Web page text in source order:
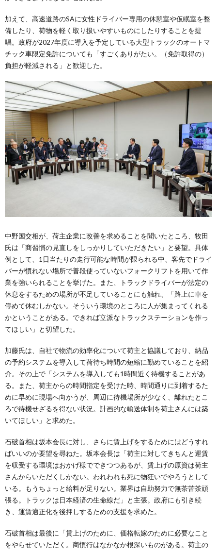
加えて、高速道路のSAに女性ドライバー専用の休憩室や仮眠室を整
備したり、荷物を軽く取り扱いやすいものにしたりすることを提
唱。政府が2027年度に導入を予定している大型トラックのオートマ
チック車限定免許についても「すごくありがたい。（免許取得の）
負担が軽減される」と歓迎した。
中野国交相が、荷主企業に改善を求めることを聞いたところ、牧田
氏は「商習慣の見直しをしっかりしていただきたい」と要望。具体
例として、1日当たりの走行可能な時間が限られる中、客先でドライ
バーが慣れない場所で普段使っていないフォークリフトを用いて作
業を強いられることを挙げた。また、トラックドライバーが法定の
休息をするための場所が不足していることにも触れ、「路上に車を
停めて休むしかない。そういう環境のところに人が集まってくれる
かということがある。できれば立派なトラックステーションを作っ
てほしい」と切望した。
加藤氏は、自社で物流の効率化について荷主と協議しており、納品
の予約システムを導入して荷待ち時間の短縮に勤めていることを紹
介。その上で「システムを導入しても1時間近く待機することがあ
る。また、荷主からの時間指定を受けた時、時間通りに到着するた
めに早めに現場へ向かうが、周辺に待機場所が少なく、離れたとこ
ろで待機せざるを得ない状況。計画的な輸送体制を荷主さんには築
いてほしい」と求めた。
石破首相は坂本会長に対し、さらに賃上げをするためにはどうすれ
ばいいのか要望を尋ねた。坂本会長は「荷主に対してきちんと運賃
を収受する環境はおかげ様でできつつあるが、賃上げの原資は荷主
さんからいただくしかない。われわれも死に物狂いでやろうとして
いる。もうちょっと給料が足りない。業界は自助努力で無茶苦茶頑
張る。トラックは日本経済の生命線だ」と主張。政府にも引き続
き、運賃適正化を後押しするための支援を求めた。
石破首相は最後に「賃上げのために、価格転嫁のために必要なこと
をやらせていただく。商慣行はなかなか根深いものがある。荷主の